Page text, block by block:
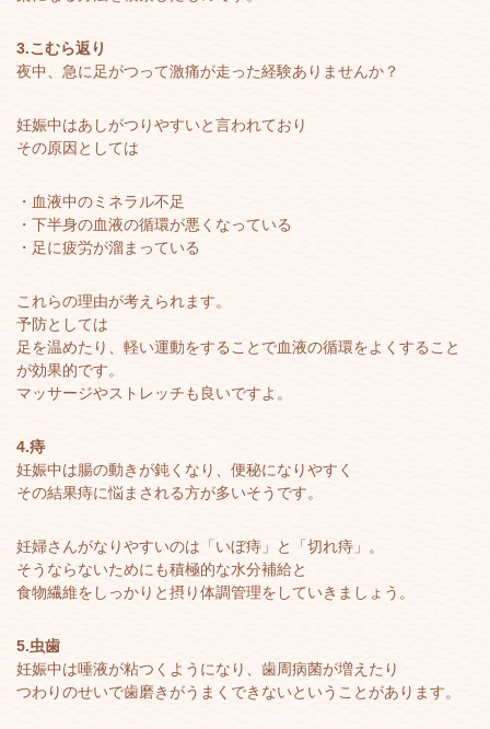
3.こむら返り
夜中、急に足がつって激痛が走った経験ありませんか？
妊娠中はあしがつりやすいと言われており
その原因としては
・血液中のミネラル不足
・下半身の血液の循環が悪くなっている
・足に疲労が溜まっている
これらの理由が考えられます。
予防としては
足を温めたり、軽い運動をすることで血液の循環をよくすること
が効果的です。
マッサージやストレッチも良いですよ。
4.痔
妊娠中は腸の動きが鈍くなり、便秘になりやすく
その結果痔に悩まされる方が多いそうです。
妊婦さんがなりやすいのは「いぼ痔」と「切れ痔」。
そうならないためにも積極的な水分補給と
食物繊維をしっかりと摂り体調管理をしていきましょう。
5.虫歯
妊娠中は唾液が粘つくようになり、歯周病菌が増えたり
つわりのせいで歯磨きがうまくできないということがあります。